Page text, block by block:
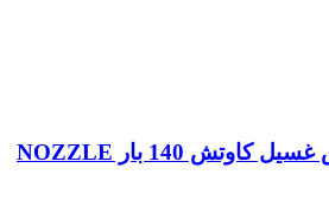
نوزل بشبوري مسدس غسيل كاوتش 140 بار NOZZLE